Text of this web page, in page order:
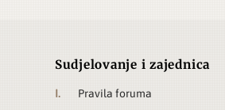
Sudjelovanje i zajednica
Pravila foruma